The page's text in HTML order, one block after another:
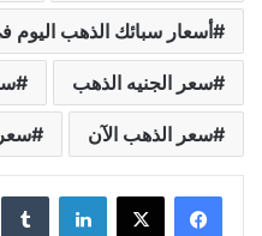
أسعار سبائك الذهب اليوم
سعر الجنيه الذهب
سعر الذهب الآن
لينكدإن